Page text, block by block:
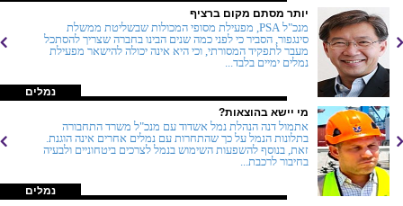
נמלים
יותר מסתם מקום ברציף
מנכ"ל PSA, מפעילת מסופי המכולות שבשליטת ממשלת
סינגפור, הסביר כי לפני כמה שנים הבינו בחברה שצריך להסתכל
מעבר לתפקיד המסורתי, וכי היא אינה יכולה להישאר מפעילת
נמלים ימיים בלבד...
נמלים
מי יישא בהוצאות?
אתמול דנה הנהלת נמל אשדוד עם מנכ"ל משרד התחבורה
בתלונות הנמל על כך שהתחרות עם נמלים אחרים אינה הוגנת.
זאת, בנוסף להשפעות השימוש בנמל לצרכים ביטחוניים ולבעיה
בחיבור לרכבת...